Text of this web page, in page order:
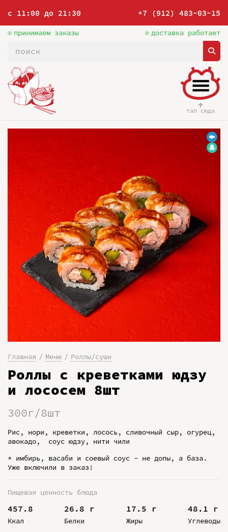
с 11:00 до 21:30 +7 (912) 483-03-15
принимаем заказы доставка работает
тап сюда
Главная Меню Роллы/суши
Роллы с креветками юдзу
и лососем 8шт
300г/8шт
Рис, нори, креветки, лосось, сливочный сыр, огурец,
авокадо, соус юдзу, нити чили
* имбирь, васаби и соевый соус - не допы, а база.
Уже включили в заказ!
Пищевая ценность блюда
457.8
Ккал
26.8 г
Белки
17.5 г
Жиры
48.1 г
Углеводы